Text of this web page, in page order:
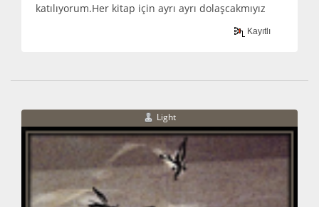
katılıyorum.Her kitap için ayrı ayrı dolaşcakmıyız
Kayıtlı
Light